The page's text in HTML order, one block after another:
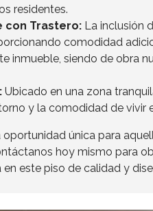
residentes.
con Trastero: La inclusión
comodidad
inmueble, siendo de obra
Ubicado en una zona
y la comodidad de vivir
oportunidad única para
hoy mismo para
este piso de calidad y